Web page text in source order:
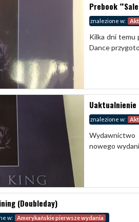
Prebook
znalezione w:
Kilka dni temu
Dance
Uaktualnienie
znalezione w:
nowego
(Doubleday)
w: Amerykańskie pierwsze wydania